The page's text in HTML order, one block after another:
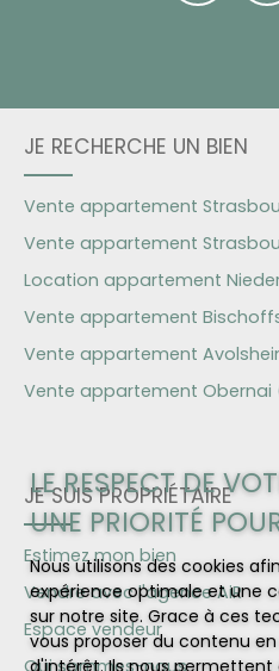
JE RECHERCHE UN BIEN
Vente appartement
Vente appartement
Location appartement
Vente appartement
Vente appartement
Vente appartement Obernai
JE SUIS PROPRIÉTAIRE
Estimez mon bien
Vendre avec l'agence AiR
Espace vendeur
Qui sommes-nous
LE RESPECT DE
UNE PRIORITÉ
Nous utilisons des cookies
expérience optimale et une
sur notre site. Grace à ces
vous proposer du contenu
d'intérêt. Ils nous